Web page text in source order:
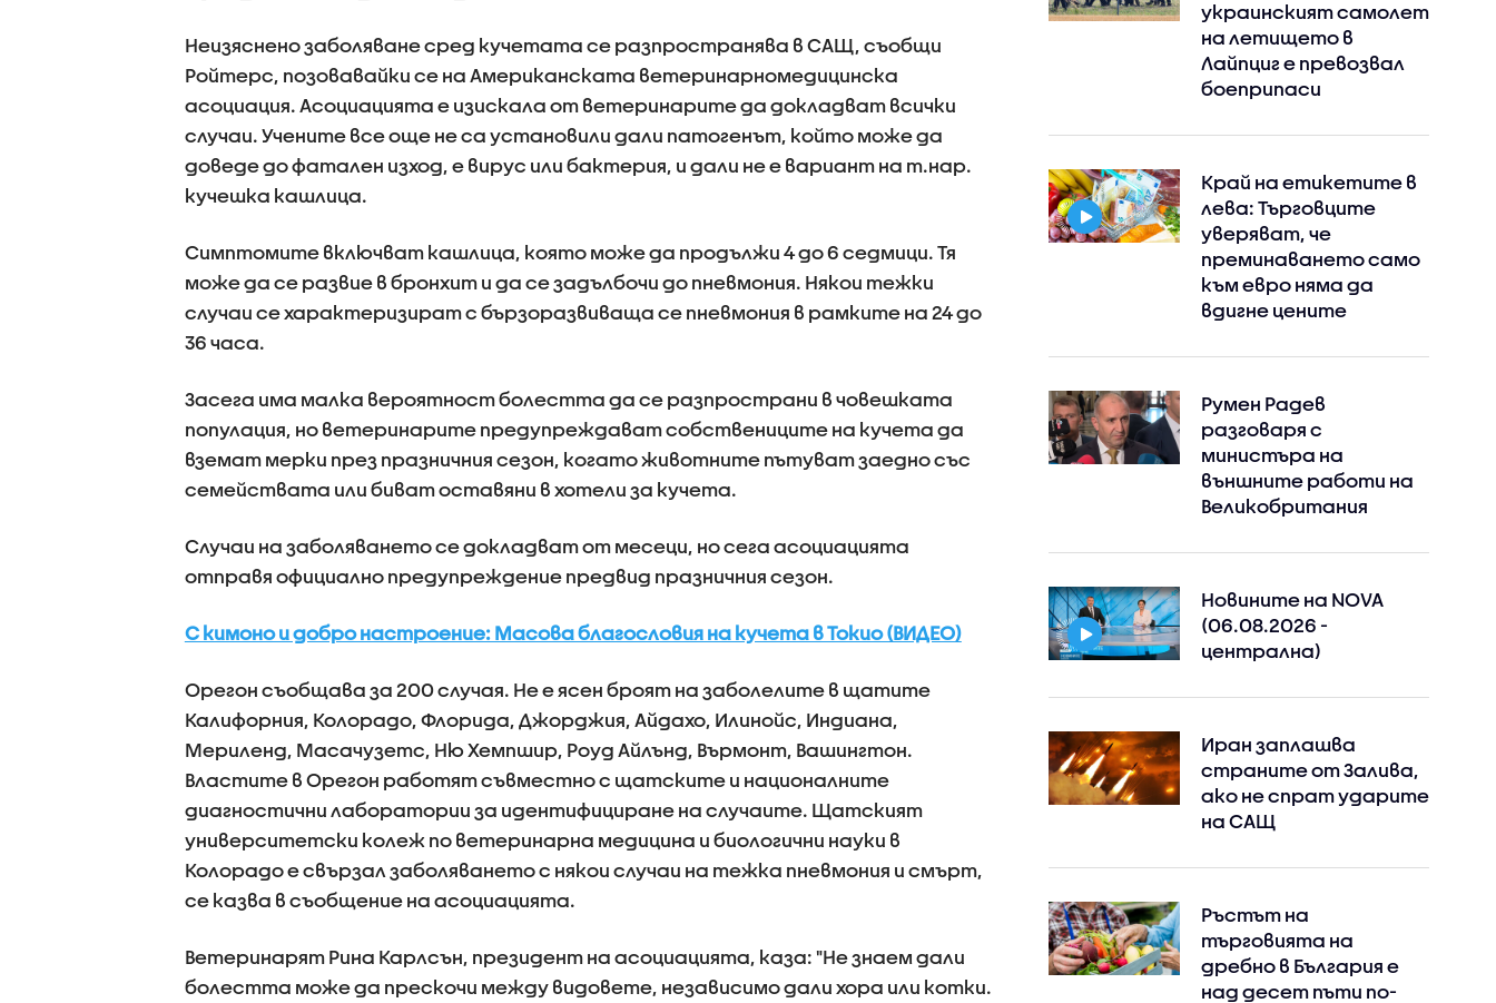
Неизяснено заболяване сред кучетата се разпространява в САЩ, съобщи
Ройтерс, позовавайки се на Американската ветеринарномедицинска
асоциация. Асоциацията е изискала от ветеринарите да докладват всички
случаи. Учените все още не са установили дали патогенът, който може да
доведе до фатален изход, е вирус или бактерия, и дали не е вариант на т.нар.
кучешка кашлица.
Симптомите включват кашлица, която може да продължи 4 до 6 седмици. Тя
може да се развие в бронхит и да се задълбочи до пневмония. Някои тежки
случаи се характеризират с бързоразвиваща се пневмония в рамките на 24 до
36 часа.
Засега има малка вероятност болестта да се разпространи в човешката
популация, но ветеринарите предупреждават собствениците на кучета да
вземат мерки през празничния сезон, когато животните пътуват заедно със
семействата или биват оставяни в хотели за кучета.
Случаи на заболяването се докладват от месеци, но сега асоциацията
отправя официално предупреждение предвид празничния сезон.
С кимоно и добро настроение: Масова благословия на кучета в Токио (ВИДЕО)
Орегон съобщава за 200 случая. Не е ясен броят на заболелите в щатите
Калифорния, Колорадо, Флорида, Джорджия, Айдахо, Илинойс, Индиана,
Мериленд, Масачузетс, Ню Хемпшир, Роуд Айлънд, Върмонт, Вашингтон.
Властите в Орегон работят съвместно с щатските и националните
диагностични лаборатории за идентифициране на случаите. Щатският
университетски колеж по ветеринарна медицина и биологични науки в
Колорадо е свързал заболяването с някои случаи на тежка пневмония и смърт,
се казва в съобщение на асоциацията.
Ветеринарят Рина Карлсън, президент на асоциацията, каза: "Не знаем дали
болестта може да прескочи между видовете, независимо дали хора или котки.
украинският самолет
на летището в
Лайпциг е превозвал
боеприпаси
Край на етикетите в
лева: Търговците
уверяват, че
преминаването само
към евро няма да
вдигне цените
Румен Радев
разговаря с
министъра на
външните работи на
Великобритания
Новините на NOVA
(06.08.2026 -
централна)
Иран заплашва
страните от Залива,
ако не спрат ударите
на САЩ
Ръстът на
търговията на
дребно в България е
над десет пъти по-